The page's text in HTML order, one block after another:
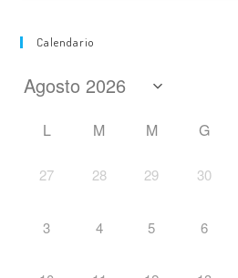
Calendario
L M M G
27 28 29 30
3 4 5 6